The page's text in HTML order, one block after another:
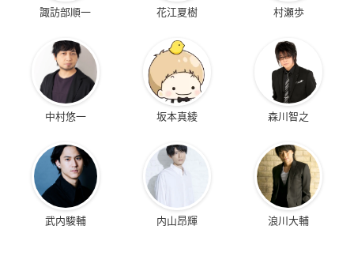
諏訪部順一 花江夏樹 村瀬歩
中村悠一 坂本真綾 森川智之
武内駿輔 内山昂輝 浪川大輔